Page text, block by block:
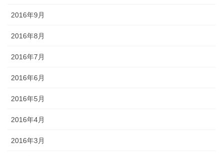
2016年9月
2016年8月
2016年7月
2016年6月
2016年5月
2016年4月
2016年3月